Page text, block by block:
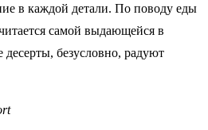
в каждой детали. По поводу еды
самой выдающейся в
безусловно, радуют